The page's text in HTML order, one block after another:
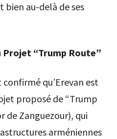
bien au-delà de ses
Projet “Trump Route”
qu’Erevan est
proposé de “Trump
de Zanguezour), qui
arméniennes